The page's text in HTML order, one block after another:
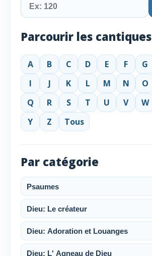
Parcourir les cantiques
A B C D E F G
I
J K L M N O
Q
R S T U V W
Y
Z Tous
Par catégorie
Psaumes
Dieu: Le créateur
Dieu: Adoration et Louanges
Dieu: L' Agneau de Dieu